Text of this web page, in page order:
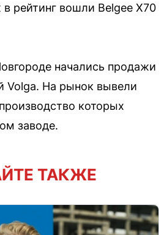
рейтинг вошли Belgee X70
начались продажи
Volga. На рынок вывели
которых
заводе.
ТАКЖЕ